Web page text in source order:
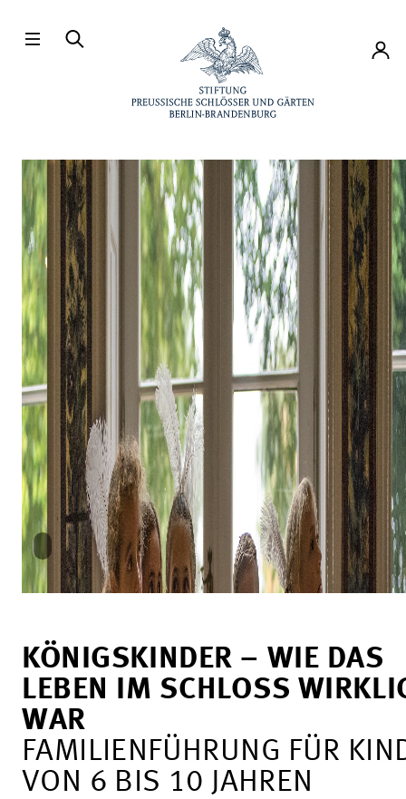
Konto
KÖNIGSKINDER – WIE DAS
LEBEN IM SCHLOSS
WAR
FAMILIENFÜHRUNG FÜR
VON 6 BIS 10 JAHREN